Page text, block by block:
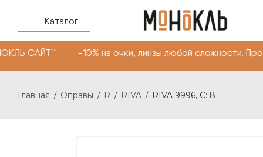
Каталог
-10% на очки, линзы любой
Главная / Оправы / R / RIVA / RIVA 9996, С: 8